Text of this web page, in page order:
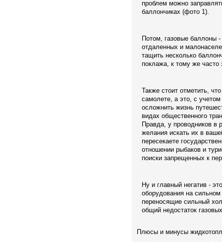
проблем можно
баллончиках (фото 1).
Потом, газовые баллоны
отдаленных и
тащить несколько
поклажа, к тому же часто
Также стоит отметить,
самолете, а это, с
осложнить жизнь
видах общественного
Правда, у проводников в
желания искать их в
пересекаете
отношении рыбаков и
поиски запрещенных к
Ну и главный негатив -
оборудования на
переносящие сильный
общий недостаток
Плюсы и минусы